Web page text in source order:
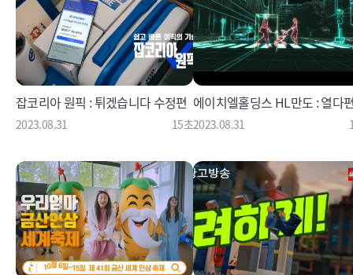
잡코리아 원픽 : 튀겠습니다 수정편
2023.08.31 15초
에이치엘홀딩스 HL만도 : 열다
2023.08.31